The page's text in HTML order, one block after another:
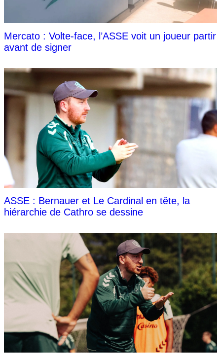
Mercato : Volte-face, l’ASSE voit un joueur partir
avant de signer
ASSE : Bernauer et Le Cardinal en tête, la
hiérarchie de Cathro se dessine